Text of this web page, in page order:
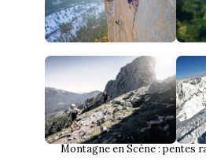
Montagne en Scène : pentes